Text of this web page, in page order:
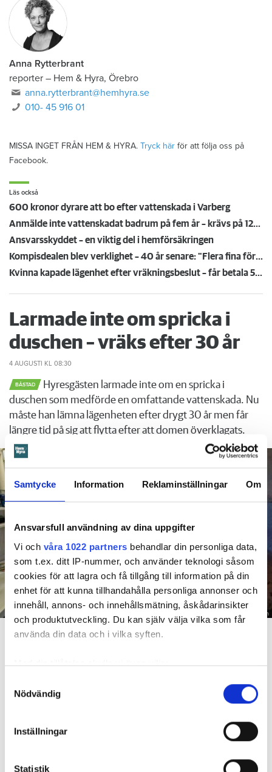
Samtycke Information Reklaminställningar Om
Ansvarsfull användning av dina uppgifter
Vi och våra 1022 partners behandlar din personliga data,
som t.ex. ditt IP-nummer, och använder teknologi såsom
cookies för att lagra och få tillgång till information på din
enhet för att kunna tillhandahålla personliga annonser och
innehåll, annons- och innehållsmätning, åskådarinsikter
och produktutveckling. Du kan själv välja vilka som får
använda din data och i vilka syften.
Med din tillåtelse skulle vi även vilja:
som kan ha en noggrannhet på upp till flera meter
Ta reda på mer om hur dina personliga uppgifter
Du kan ändra eller dra tillbaka ditt samtycke när som
Nödvändig
Inställningar
Statistik
Anna Rytterbrant
reporter – Hem & Hyra, Örebro
anna.rytterbrant@hemhyra.se
010- 45 916 01
MISSA INGET FRÅN HEM & HYRA. Tryck här för att följa oss på
Facebook.
Läs också
600 kronor dyrare att bo efter vattenskada i Varberg
Anmälde inte vattenskadat badrum på fem år – krävs på 125 000 kronor
Ansvarsskyddet – en viktig del i hemförsäkringen
Kompisdealen blev verklighet – 40 år senare: "Flera fina fördelar med att dela bostad"
Kvinna kapade lägenhet efter vräkningsbeslut – får betala 50 000
Larmade inte om spricka i
duschen – vräks efter 30 år
4 AUGUSTI KL 08:30
BÅSTAD
Hyresgästen larmade inte om en spricka i
duschen som medförde en omfattande vattenskada. Nu
måste han lämna lägenheten efter drygt 30 år men får
längre tid på sig att flytta efter att domen överklagats.
Foto: Hyresnämnden
En inspektion visade att vatten under en längre tid läckt in genom sprickor i väggen (de
röda markeringarna) och orsakat rötskador i syllen.
Dela Tweeta
Hyresgästen har bott i lägenheten i skånska Båstad sedan
1995 men måste nu flytta sedan hans kontrakt prövats både